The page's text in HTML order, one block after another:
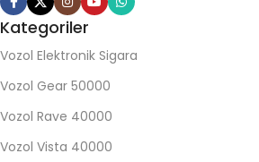
Kategoriler
Vozol Elektronik Sigara
Vozol Gear 50000
Vozol Rave 40000
Vozol Vista 40000